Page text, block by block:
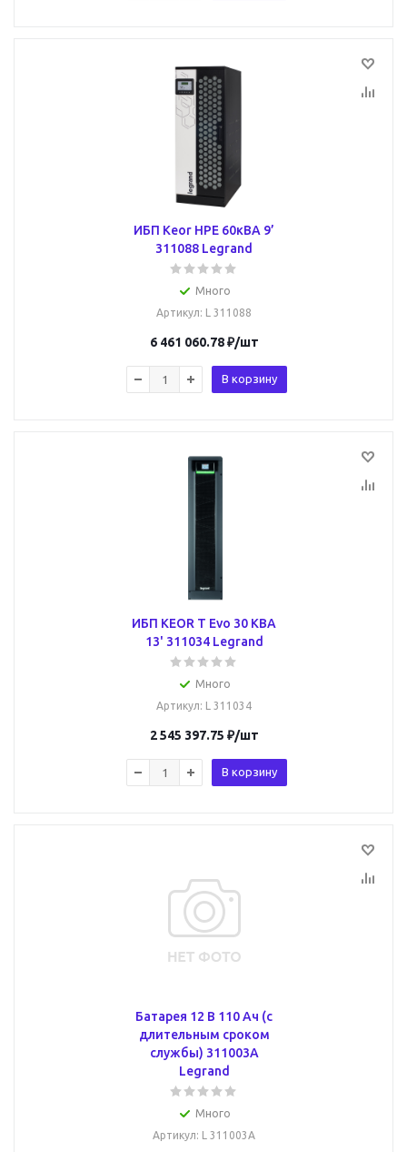
ИБП Keor HPE 60кВА 9’
311088 Legrand
Много
Артикул: L 311088
6 461 060.78₽/шт
В корзину
ИБП KEOR T Evo 30 KВA
13' 311034 Legrand
Много
Артикул: L 311034
2 545 397.75 ₽/шт
В корзину
Батарея 12 В 110 Ач (с
длительным сроком
службы) 311003A
Legrand
Много
Артикул: L 311003A